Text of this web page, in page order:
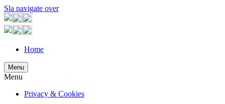
Sla navigate over
Home
Menu
Menu
Privacy & Cookies